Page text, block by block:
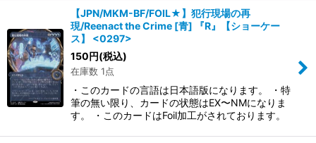
【JPN/MKM-BF/FOIL★】犯行現場の再
現/Reenact the Crime [青] 『R』【ショーケー
ス】 <0297>
150円(税込)
在庫数 1点
・このカードの言語は日本語版になります。 ・特
筆の無い限り、カードの状態はEX〜NMになりま
す。 ・このカードはFoil加工がされております。